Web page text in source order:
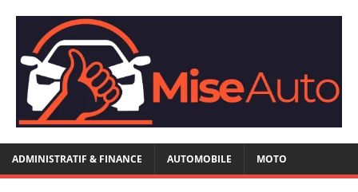
ADMINISTRATIF & FINANCE AUTOMOBILE MOTO